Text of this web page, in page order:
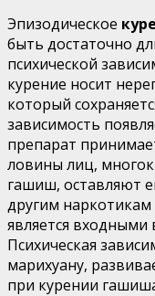
Эпизодическое
быть достаточно
психической
курение носит
который
зависимость
препарат
ловины лиц,
га­шиш, оставляют
другим
является входными
Психическая
марихуану,
при курении